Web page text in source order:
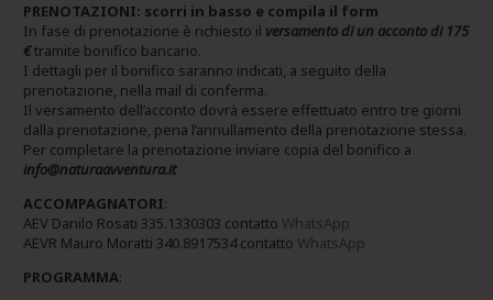
PRENOTAZIONI: scorri in basso e compila il form
In fase di prenotazione è richiesto il versamento di un acconto di 175
€tramite bonifico bancario.
I dettagli per il bonifico saranno indicati, a seguito della
prenotazione, nella mail di conferma.
Il versamento dell’acconto dovrà essere effettuato entro tre giorni
dalla prenotazione, pena l’annullamento della prenotazione stessa.
Per completare la prenotazione inviare copia del bonifico a
info@naturaavventura.it
ACCOMPAGNATORI:
AEV Danilo Rosati 335.1330303 contatto WhatsApp
AEVR Mauro Moratti 340.8917534 contatto WhatsApp
PROGRAMMA: